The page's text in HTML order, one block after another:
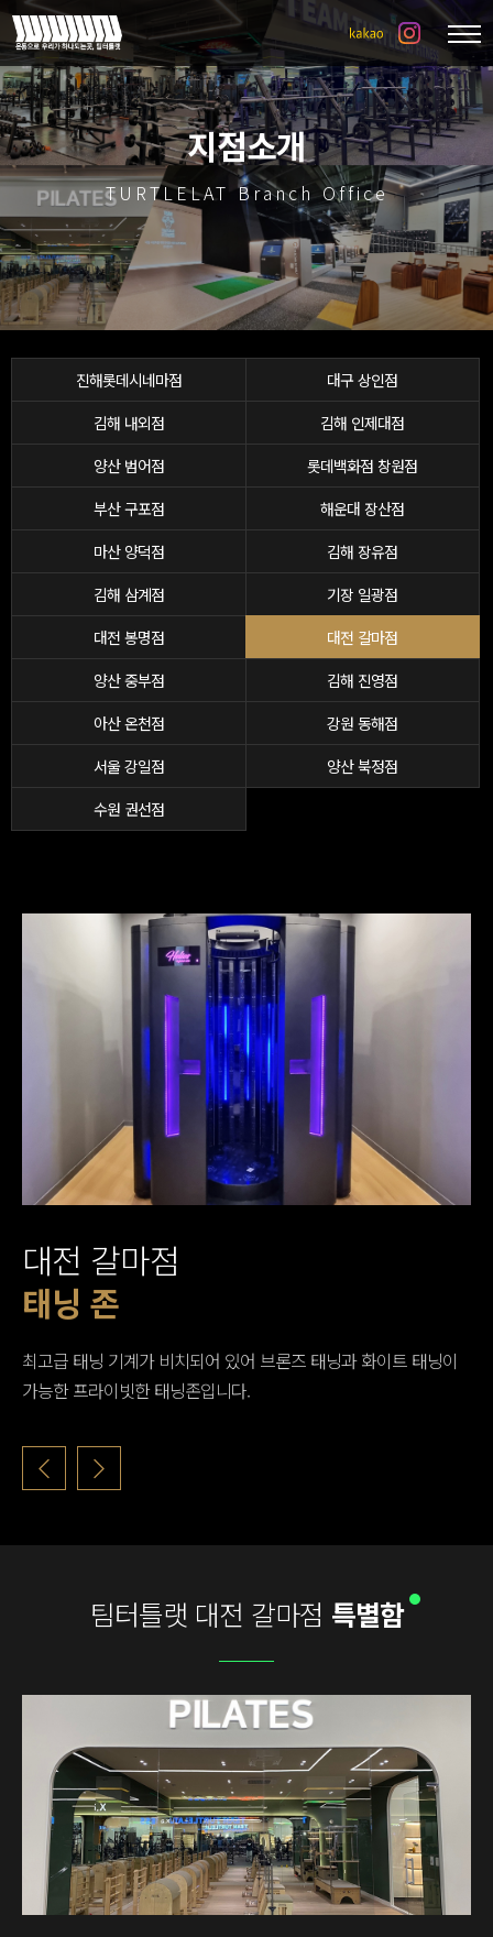
지점소개
TURTLELAT Branch Office
진해롯데시네마점
대구 상인점
김해 내외점
김해 인제대점
양산 범어점
롯데백화점 창원점
부산 구포점
해운대 장산점
마산 양덕점
김해 장유점
김해 삼계점
기장 일광점
대전 봉명점
대전 갈마점
양산 중부점
김해 진영점
아산 온천점
강원 동해점
서울 강일점
양산 북정점
수원 권선점
대기구 필라테스 존
골프 존
대전 갈마점
태닝 존
최고급 태닝 기계가 비치되어 있어 브론즈 태닝과 화이트 태닝이
가능한 프라이빗한 태닝존입니다.
스트레칭 존
웨이트 존
G.X 존
건식 반신욕기 존
탈의실
샤워실
유산소 존
프리 웨이트 존
팀터틀랫 대전 갈마점 특별함